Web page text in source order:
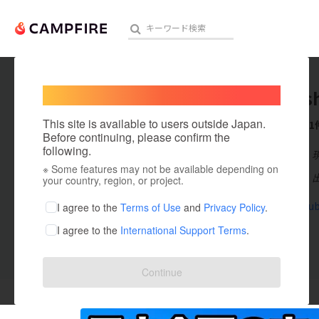
人気のプロジェクト 注目の
アート・写真
テクノロジー・ガジェット
映像・映画
ビジネス・起業
まちづくり・地域活性化
This site is available to users outside Japan.
Before continuing, please confirm the
following.
※ Some features may not be available depending on
your country, region, or project.
I agree to the Terms of Use and Privacy Policy.
I agree to the International Support Terms.
Continue
これまでに1
出身国：日本